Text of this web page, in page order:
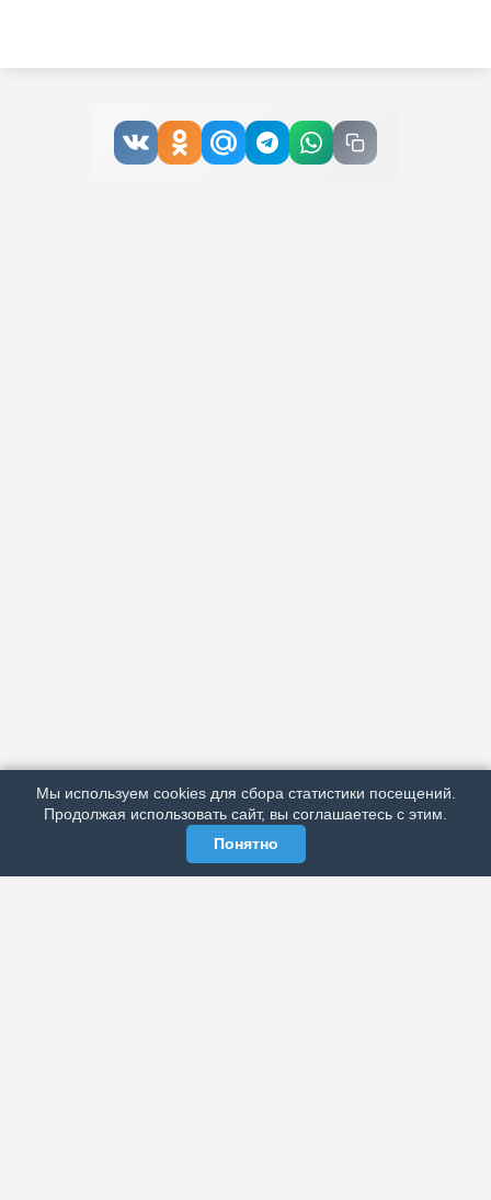
РЕКЛАМА У НАС
МЫ В СОЦСЕТЯХ
Мы используем cookies для сбора статистики посещений.
Продолжая использовать сайт, вы соглашаетесь с этим.
Понятно